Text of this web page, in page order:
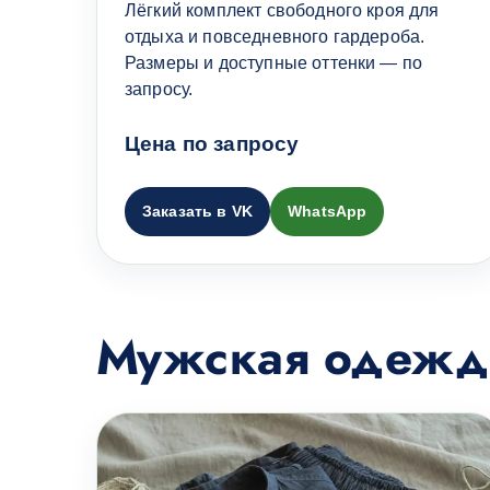
Лёгкий комплект свободного кроя для
отдыха и повседневного гардероба.
Размеры и доступные оттенки — по
запросу.
Цена по запросу
Заказать в VK WhatsApp
Мужская